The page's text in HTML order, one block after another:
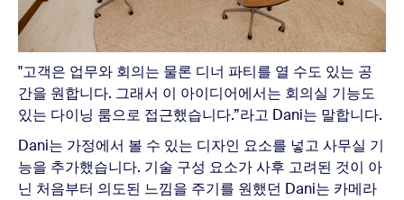
"고객은 업무와 회의는 물론 디너 파티를 열 수도 있는 공
간을 원합니다. 그래서 이 아이디어에서는 회의실 기능도
있는 다이닝 룸으로 접근했습니다.”라고 Dani는 말합니다.
Dani는 가정에서 볼 수 있는 디자인 요소를 넣고 사무실 기
능을 추가했습니다. 기술 구성 요소가 사후 고려된 것이 아
닌 처음부터 의도된 느낌을 주기를 원했던 Dani는 카메라